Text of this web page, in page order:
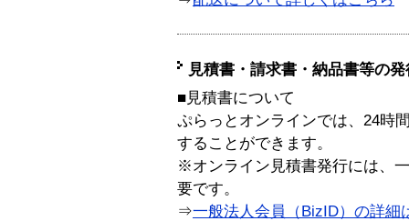
見積書・請求書・納品書等の
■見積書について
ぷらっとオンラインでは、24時
することができます。
※オンライン見積書発行には、
要です。
⇒一般法人会員（BizID）の詳細